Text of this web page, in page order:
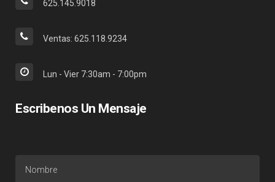
625.145.9018
Ventas: 625.118.9234
Lun - Vier 7:30am - 7:00pm
Escribenos Un Mensaje